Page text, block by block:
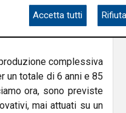
si possa auspicare un
del Lotto debole che
complessiva
un totale di 6 anni e 85
ora, sono previste
mai attuati su un
Accetta tutti